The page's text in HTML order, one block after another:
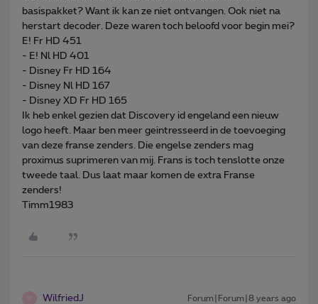
basispakket? Want ik kan ze niet ontvangen. Ook niet na
herstart decoder. Deze waren toch beloofd voor begin mei?
E! Fr HD 451
- E! Nl HD 401
- Disney Fr HD 164
- Disney Nl HD 167
- Disney XD Fr HD 165
Ik heb enkel gezien dat Discovery id engeland een nieuw
logo heeft. Maar ben meer geintresseerd in de toevoeging
van deze franse zenders. Die engelse zenders mag
proximus suprimeren van mij. Frans is toch tenslotte onze
tweede taal. Dus laat maar komen de extra Franse
zenders!
Timm1983
WilfriedJ Forum|Forum|8 years ago